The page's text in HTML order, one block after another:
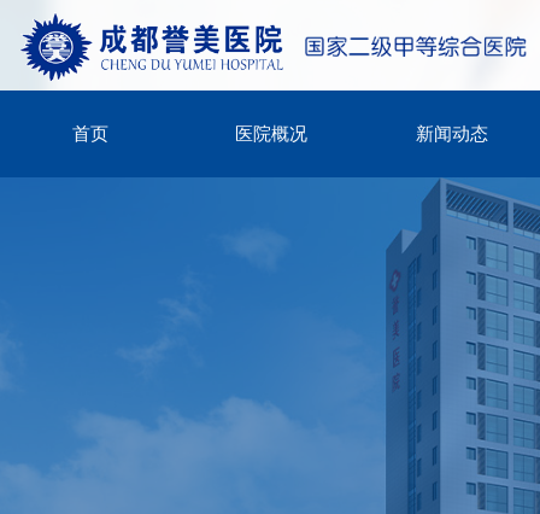
首页 医院概况 新闻动态